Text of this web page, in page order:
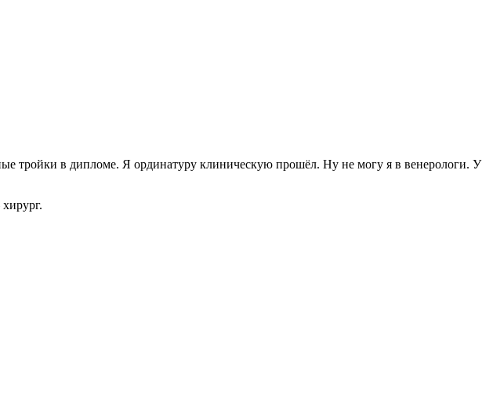
тройки в дипломе. Я ординатуру клиническую прошёл. Ну не могу я в венерологи. У